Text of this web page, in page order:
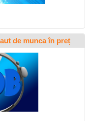
de munca în preț